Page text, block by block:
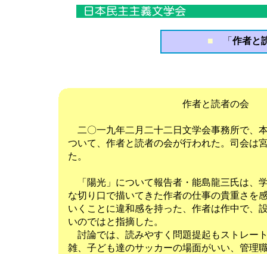
■ 「 作者と
作者と読者の会
二〇一九年二月二十二日文学会事務所で、
ついて、作者と読者の会が行われた。司会は
た。
「陽光」について報告者・能島龍三氏は、
な切り口で描いてきた作者の仕事の貴重さを
いくことに違和感を持った、作者は作中で、
いのではと指摘した。
討論では、読みやすく問題提起もストレー
雑、子ども達のサッカーの場面がいい、管理